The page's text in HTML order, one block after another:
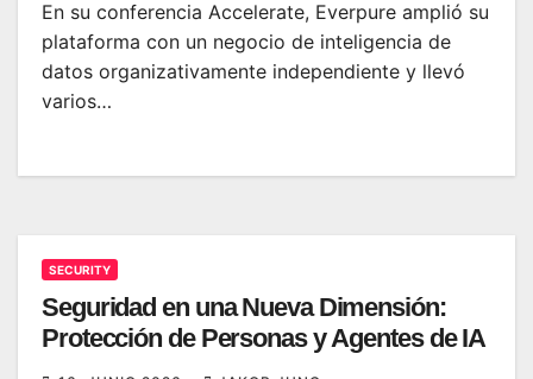
En su conferencia Accelerate, Everpure amplió su
plataforma con un negocio de inteligencia de
datos organizativamente independiente y llevó
varios…
SECURITY
Seguridad en una Nueva Dimensión:
Protección de Personas y Agentes de IA